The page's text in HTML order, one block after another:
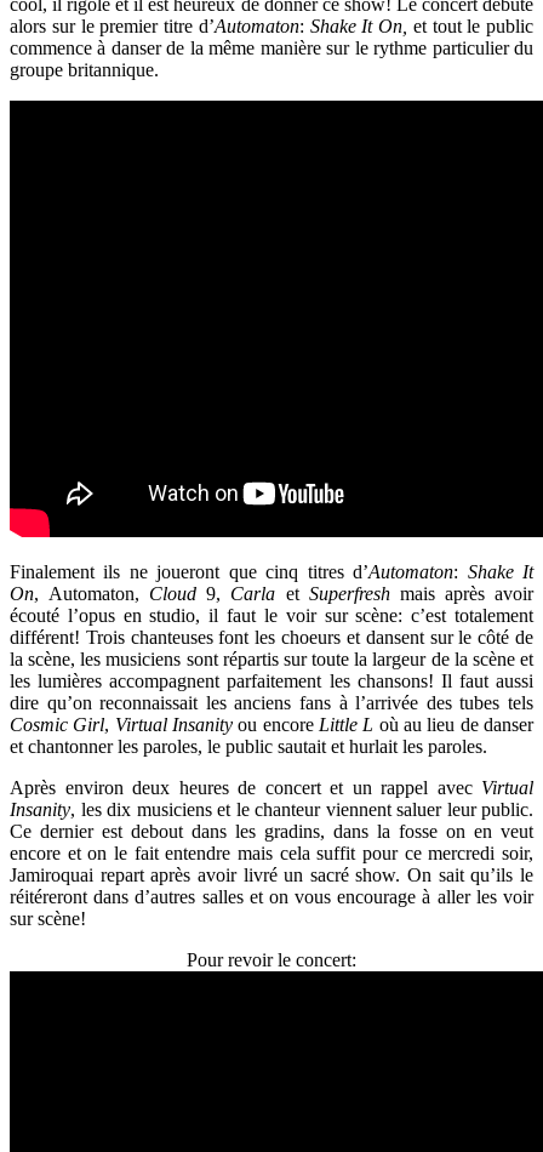
alors sur le premier titre d’Automaton: Shake It On, et tout le public
commence à danser de la même manière sur le rythme particulier du
groupe britannique.
Finalement ils ne joueront que cinq titres d’Automaton: Shake It
On, Automaton, Cloud 9, Carla etSuperfresh mais après avoir
écouté l’opus en studio, il faut le voir sur scène: c’est totalement
différent! Trois chanteuses font les choeurs et dansent sur le côté de
la scène, les musiciens sont répartis sur toute la largeur de la scène et
les lumières accompagnent parfaitement les chansons! Il faut aussi
dire qu’on reconnaissait les anciens fans à l’arrivée des tubes tels
Cosmic Girl, Virtual Insanity ou encore Little L où au lieu de danser
et chantonner les paroles, le public sautait et hurlait les paroles.
Après environ deux heures de concert et un rappel avec Virtual
Insanity, les dix musiciens et le chanteur viennent saluer leur public.
Ce dernier est debout dans les gradins, dans la fosse on en veut
encore et on le fait entendre mais cela suffit pour ce mercredi soir,
Jamiroquai repart après avoir livré un sacré show. On sait qu’ils le
réitéreront dans d’autres salles et on vous encourage à aller les voir
sur scène!
Pour revoir le concert: